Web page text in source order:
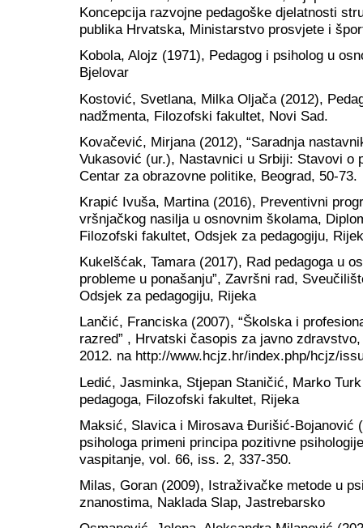
Koncepcija razvojne pedagoške djelatnosti
publika Hrvatska, Ministarstvo prosvjete i
Kobola, Alojz (1971), Pedagog i psiholog u
Bjelovar
Kostović, Svetlana, Milka Oljača (2012),
nadžmenta, Filozofski fakultet, Novi Sad.
Kovačević, Mirjana (2012), “Saradnja
Vukasović (ur.), Nastavnici u Srbiji: Stavovi o
Centar za obrazovne politike, Beograd, 50-73.
Krapić Ivuša, Martina (2016), Preventivni
vršnjačkog nasilja u osnovnim školama,
Filozofski fakultet, Odsjek za pedagogiju,
Kukelšćak, Tamara (2017), Rad pedagoga u
probleme u ponašanju”, Završni rad,
Odsjek za pedagogiju, Rijeka
Lančić, Franciska (2007), “Školska i
razred” , Hrvatski časopis za javno
2012. na http://www.hcjz.hr/index.php/hcjz/
Ledić, Jasminka, Stjepan Staničić, Marko
pedagoga, Filozofski fakultet, Rijeka
Maksić, Slavica i Mirosava Đurišić-Bojanović
psihologa primeni principa pozitivne
vaspitanje, vol. 66, iss. 2, 337-350.
Milas, Goran (2009), Istraživačke metode u
znanostima, Naklada Slap, Jastrebarsko